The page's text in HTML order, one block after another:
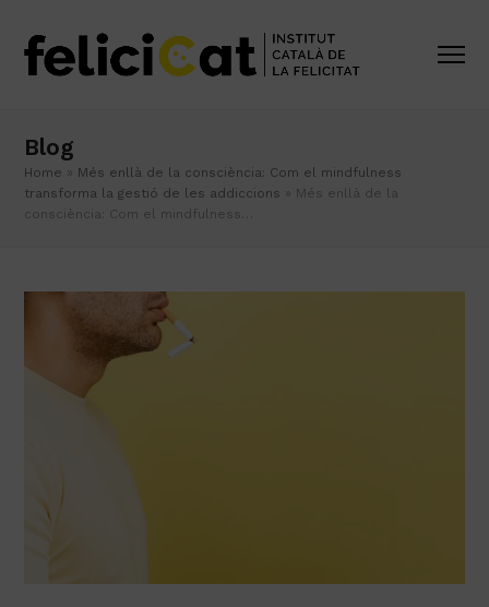
Blog
Home » Més enllà de la consciència: Com el mindfulness
transforma la gestió de les addiccions » Més enllà de la
consciència: Com el mindfulness…